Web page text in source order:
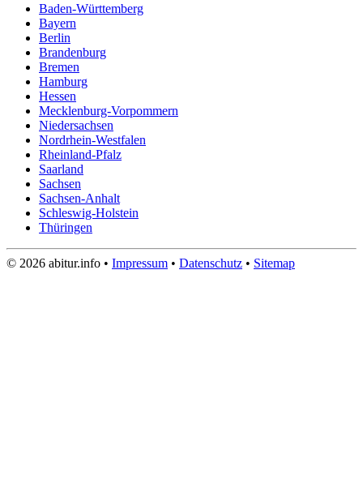
Baden-Württemberg
Bayern
Berlin
Brandenburg
Bremen
Hamburg
Hessen
Mecklenburg-Vorpommern
Niedersachsen
Nordrhein-Westfalen
Rheinland-Pfalz
Saarland
Sachsen
Sachsen-Anhalt
Schleswig-Holstein
Thüringen
© 2026 abitur.info • Impressum • Datenschutz • Sitemap